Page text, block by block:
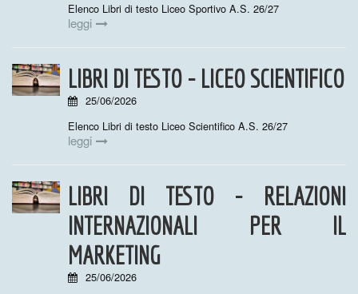
Elenco Libri di testo Liceo Sportivo A.S. 26/27
leggi
LIBRI DI TESTO - LICEO SCIENTIFICO
25/06/2026
Elenco Libri di testo Liceo Scientifico A.S. 26/27
leggi
LIBRI DI TESTO - RELAZIONI
INTERNAZIONALI PER IL
MARKETING
25/06/2026